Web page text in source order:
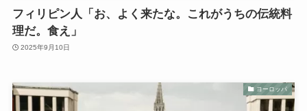
フィリピン人「お、よく来たな。これがうちの伝統料
理だ。食え」
2025年9月10日
ヨーロッパ